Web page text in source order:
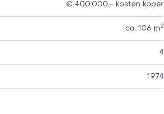
€ 400.000,- kosten koper
ca. 106 m2
4
1974